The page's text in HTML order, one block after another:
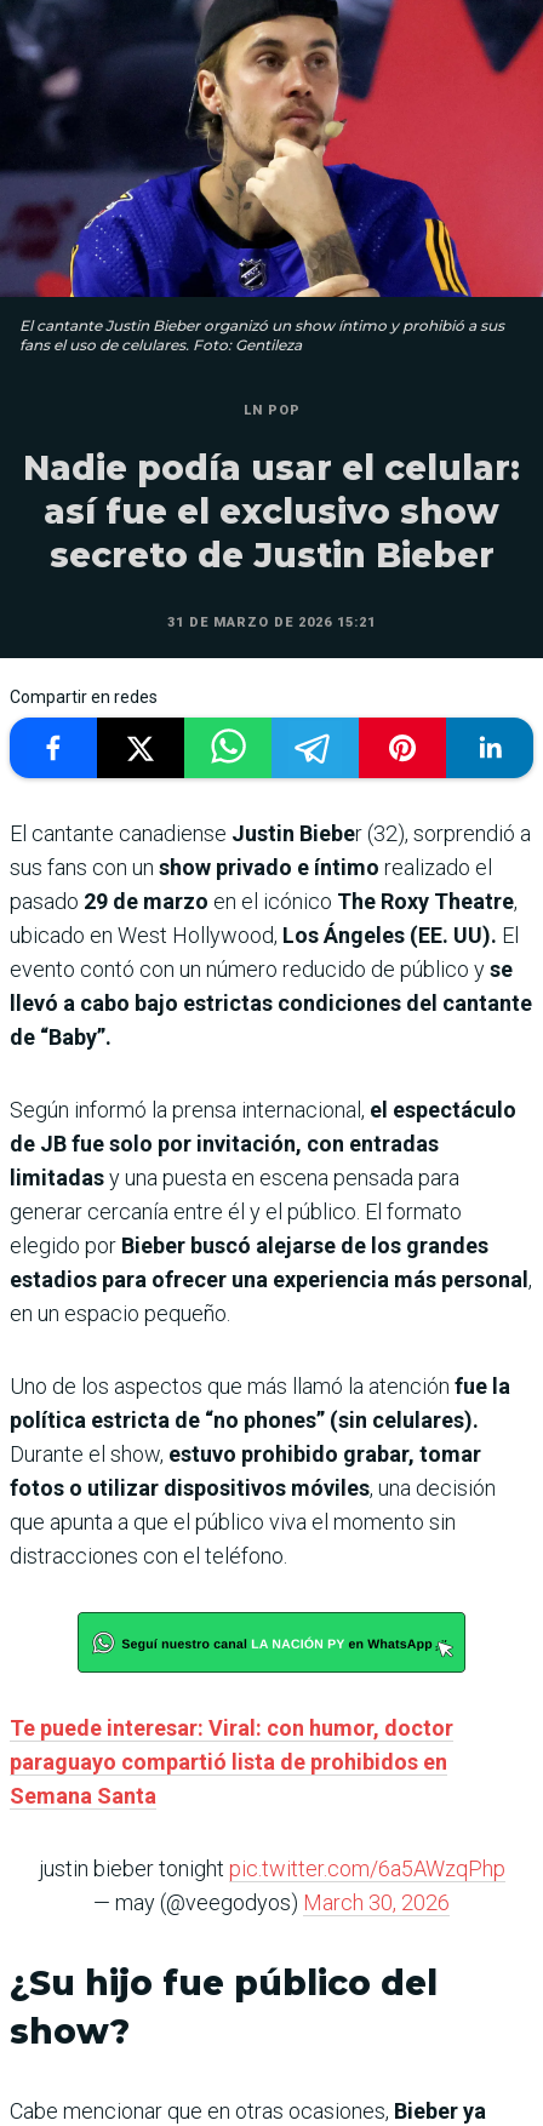
El cantante Justin Bieber organizó un show íntimo y prohibió a sus
fans el uso de celulares. Foto: Gentileza
LN POP
Nadie podía usar el celular:
así fue el exclusivo show
secreto de Justin Bieber
31 DE MARZO DE 2026 15:21
Compartir en redes
El cantante canadiense Justin Bieber (32), sorprendió a
sus fans con un show privado e íntimo realizado el
pasado 29 de marzo en el icónico The Roxy Theatre,
ubicado en West Hollywood, Los Ángeles (EE. UU). El
evento contó con un número reducido de público yse
llevó a cabo bajo estrictas condiciones del cantante
de “Baby”.
Según informó la prensa internacional, el espectáculo
de JB fue solo por invitación, con entradas
limitadasy una puesta en escena pensada para
generar cercanía entre él y el público. El formato
elegido por Bieber buscó alejarse de los grandes
estadios para ofrecer una experiencia más personal ,
en un espacio pequeño.
Uno de los aspectos que más llamó la atención fue la
política estricta de “no phones” (sin celulares).
Durante el show, estuvo prohibido grabar, tomar
fotos o utilizar dispositivos móviles, una decisión
que apunta a que el público viva el momento sin
distracciones con el teléfono.
Te puede interesar: Viral: con humor, doctor
paraguayo compartió lista de prohibidos en
Semana Santa
justin bieber tonight pic.twitter.com/6a5AWzqPhp
— may (@veegodyos) March 30, 2026
¿Su hijo fue público del
show?
Cabe mencionar que en otras ocasiones, Bieber ya